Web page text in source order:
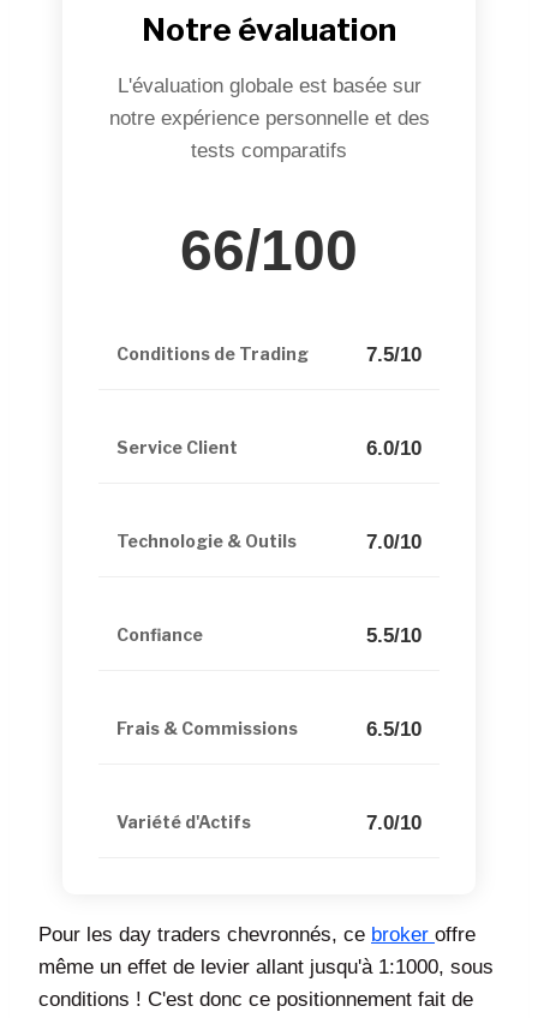
Notre évaluation
L'évaluation globale est basée sur
notre expérience personnelle et des
tests comparatifs
66/100
Conditions de Trading 7.5/10
Service Client 6.0/10
Technologie & Outils 7.0/10
Confiance 5.5/10
Frais & Commissions 6.5/10
Variété d'Actifs 7.0/10
Pour les day traders chevronnés, ce broker offre
même un effet de levier allant jusqu'à 1:1000, sous
conditions ! C'est donc ce positionnement fait de